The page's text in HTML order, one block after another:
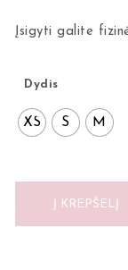
Įsigyti galite
Dydis
XS S M
Į KREPŠELĮ